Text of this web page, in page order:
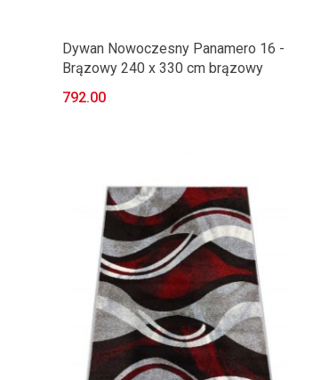
Dywan Nowoczesny Panamero 16 -
Brązowy 240 x 330 cm brązowy
792.00